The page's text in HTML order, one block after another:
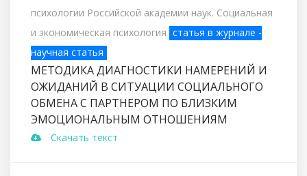
психологии Российской академии наук. Социальная
и экономическая психология статья в журнале -
научная статья
МЕТОДИКА ДИАГНОСТИКИ НАМЕРЕНИЙ И
ОЖИДАНИЙ В СИТУАЦИИ СОЦИАЛЬНОГО
ОБМЕНА С ПАРТНЕРОМ ПО БЛИЗКИМ
ЭМОЦИОНАЛЬНЫМ ОТНОШЕНИЯМ
Скачать текст